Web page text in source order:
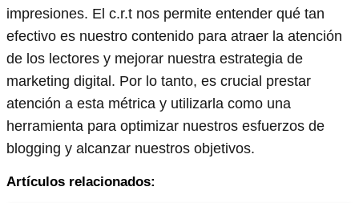
impresiones. El c.r.t nos permite entender qué tan
efectivo es nuestro contenido para atraer la atención
de los lectores y mejorar nuestra estrategia de
marketing digital. Por lo tanto, es crucial prestar
atención a esta métrica y utilizarla como una
herramienta para optimizar nuestros esfuerzos de
blogging y alcanzar nuestros objetivos.
Artículos relacionados: